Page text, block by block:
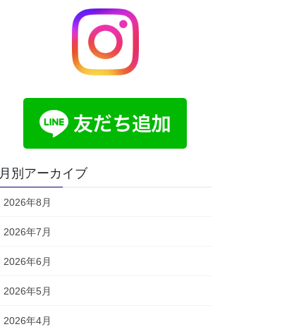
月別アーカイブ
2026年8月
2026年7月
2026年6月
2026年5月
2026年4月